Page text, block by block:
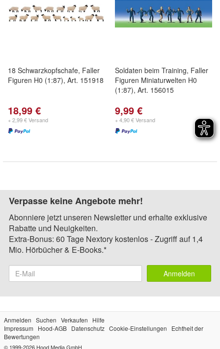
18 Schwarzkopfschafe, Faller
Figuren H0 (1:87), Art. 151918
18,99 €
+ 2,99 € Versand
Soldaten beim Training, Faller
Figuren Miniaturwelten H0
(1:87), Art. 156015
9,99 €
+ 4,90 € Versand
Verpasse keine Angebote mehr!
Abonniere jetzt unseren Newsletter und erhalte exklusive
Rabatte und Neuigkeiten.
Extra-Bonus: 60 Tage Nextory kostenlos - Zugriff auf 1,4
Mio. Hörbücher & E-Books.*
Anmelden
Anmelden Suchen Verkaufen
Hilfe
Impressum
Hood-AGB Datenschutz Cookie-Einstellungen
Echtheit der
Bewertungen
© 1999-2026 Hood Media GmbH